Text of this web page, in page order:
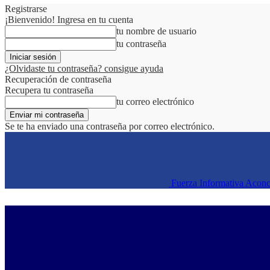
Registrarse
¡Bienvenido! Ingresa en tu cuenta
tu nombre de usuario
tu contraseña
¿Olvidaste tu contraseña? consigue ayuda
Recuperación de contraseña
Recupera tu contraseña
tu correo electrónico
Se te ha enviado una contraseña por correo electrónico.
Fuerza Informativa